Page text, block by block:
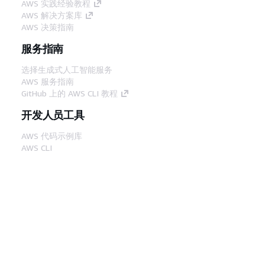
AWS 实践经验教程
AWS 解决方案库
AWS 决策指南
服务指南
选择生成式人工智能服务
AWS 服务指南
GitHub 上的 AWS CLI 教程
开发人员工具
AWS 代码示例库
AWS CLI